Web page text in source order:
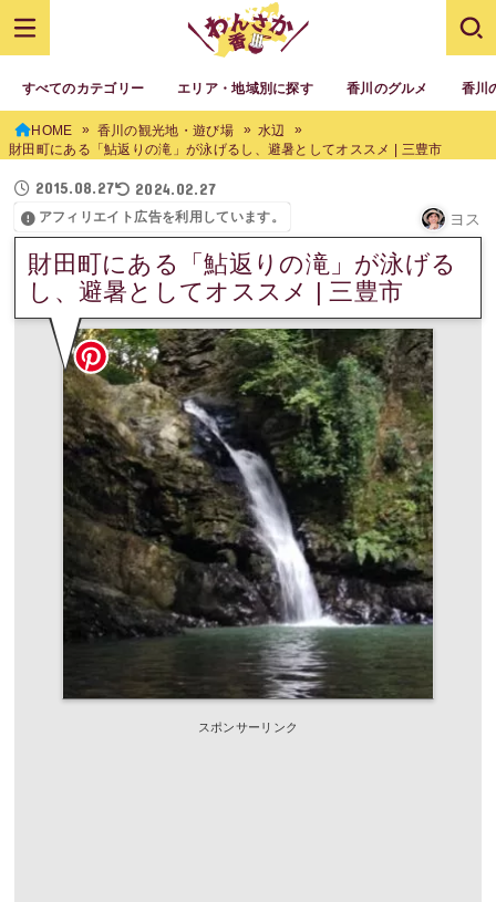
すべてのカテゴリー エリア・地域別に探す 香川のグルメ 香川
HOME 香川の観光地・遊び場
水辺
財田町にある「鮎返りの滝」が泳げるし、避暑としてオススメ | 三豊市
2015.08.27 2024.02.27
アフィリエイト広告を利用しています。 ヨス
財田町にある「鮎返りの滝」が泳げる
し、避暑としてオススメ | 三豊市
スポンサーリンク